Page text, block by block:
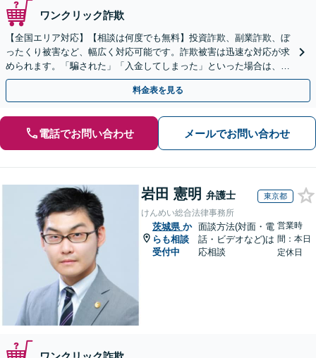
ワンクリック詐欺
【全国エリア対応】【相談は何度でも無料】投資詐欺、副業詐欺、ぼ
ったくり被害など、幅広く対応可能です。詐欺被害は迅速な対応が求
められます。「騙された」「入金してしまった」といった場合は、お
早めにご相談ください。【電話・メール・WEB相談可】
料金表を見る
電話でお問い合わせ メールでお問い合わせ
岩田 憲明 弁護士 東京都
けんめい総合法律事務所
茨城県 か
らも相談
受付中
面談方法(対面・電
話・ビデオなど)は
応相談
営業時
間：本日
定休日